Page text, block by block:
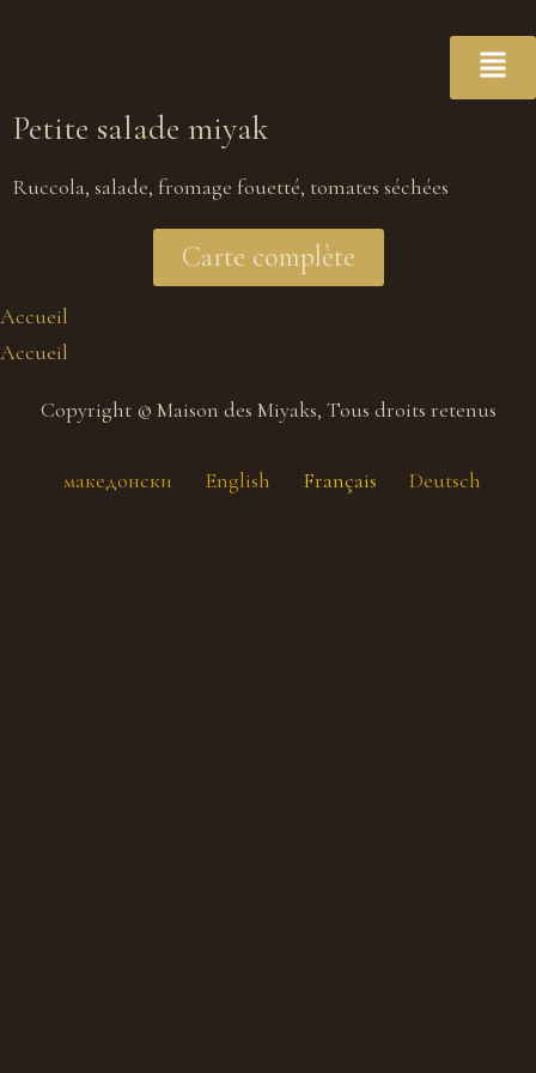
Petite salade miyak
Ruccola, salade, fromage fouetté, tomates séchées
Carte complète
Accueil
Accueil
Copyright © Maison des Miyaks, Tous droits retenus
македонски English Français Deutsch